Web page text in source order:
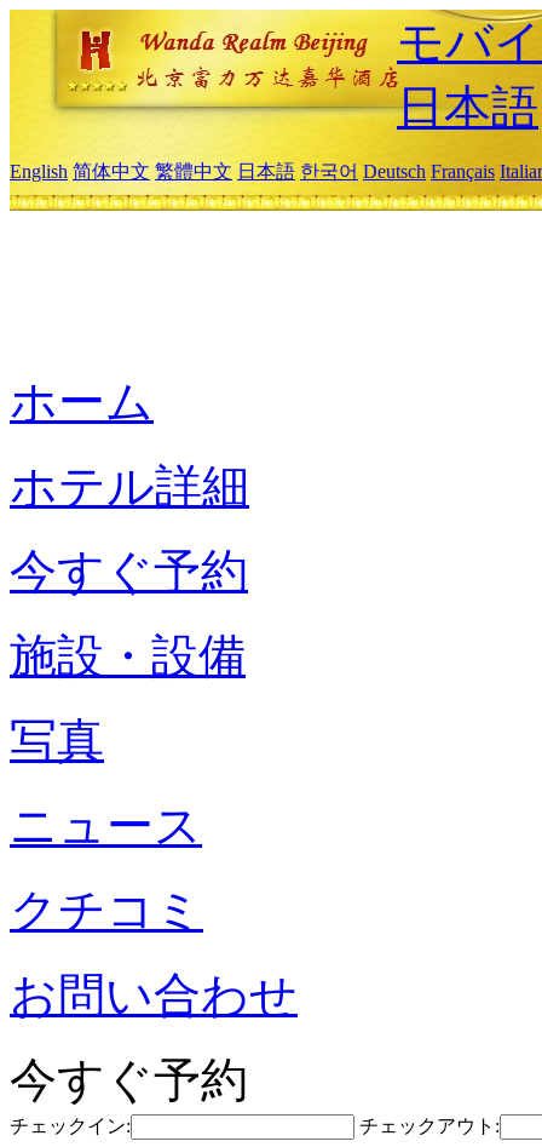
モバ
日本語
English 简体中文 繁體中文 日本語 한국어 Deutsch Français
ホーム
ホテル詳細
今すぐ予約
施設・設備
写真
ニュース
クチコミ
お問い合わせ
今すぐ予約
チェックイン: チェックアウト: